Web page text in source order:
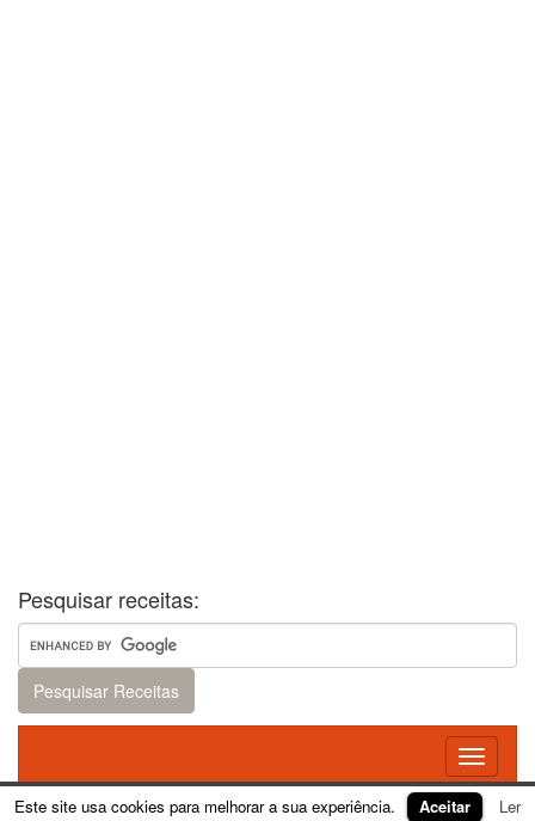
Pesquisar receitas:
Toggle
Este site usa cookies para melhorar a sua experiência. Aceitar Ler